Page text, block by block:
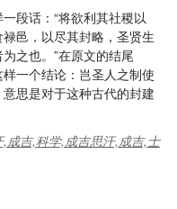
段话：“将欲利其社稷以
邑，以尽其封略，圣贤生
之也。”在原文的结尾
一个结论：岂圣人之制使
思是对于这种古代的封建
,成吉,科学,成吉思汗,成吉,士